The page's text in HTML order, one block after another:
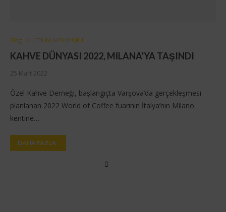
Blog ETKİNLİK/DUYURU
KAHVE DÜNYASI 2022, MİLANA’YA TAŞINDI
25 Mart 2022
Özel Kahve Derneği, başlangıçta Varşova’da gerçekleşmesi
planlanan 2022 World of Coffee fuarının İtalya’nın Milano
kentine…
DAHA FAZLA